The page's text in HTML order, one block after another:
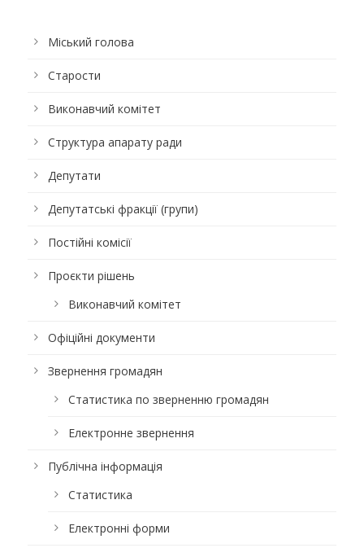
Міський голова
Старости
Виконавчий комітет
Структура апарату ради
Депутати
Депутатські фракції (групи)
Постійні комісії
Проєкти рішень
Виконавчий комітет
Офіційні документи
Звернення громадян
Статистика по зверненню громадян
Електронне звернення
Публічна інформація
Статистика
Електронні форми